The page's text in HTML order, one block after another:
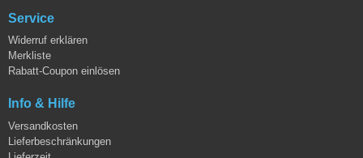
Service
Widerruf erklären
Merkliste
Rabatt-Coupon einlösen
Info & Hilfe
Versandkosten
Lieferbeschränkungen